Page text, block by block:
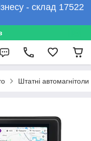
- склад 17522
Штатні автомагнітоли